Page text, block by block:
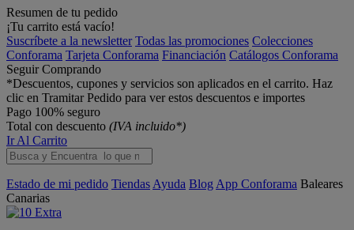
Resumen de tu pedido
¡Tu carrito está vacío!
Suscríbete a la newsletter Todas las promociones Colecciones
Conforama Tarjeta Conforama Financiación Catálogos Conforama
Seguir Comprando
*Descuentos, cupones y servicios son aplicados en el carrito. Haz
clic en Tramitar Pedido para ver estos descuentos e importes
Pago 100% seguro
Total con descuento (IVA incluido*)
Ir Al Carrito
Estado de mi pedido Tiendas Ayuda Blog App Conforama Baleares
Canarias